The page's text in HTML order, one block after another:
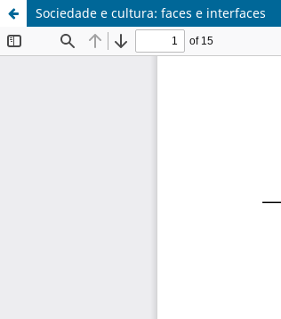
Sociedade e cultura: faces e interfaces